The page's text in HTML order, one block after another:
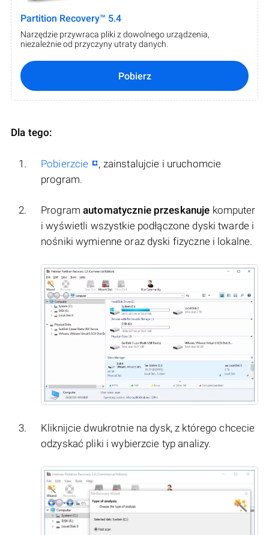
Partition Recovery™ 5.4
Narzędzie przywraca pliki z dowolnego urządzenia,
niezależnie od przyczyny utraty danych.
Pobierz
Dla tego:
Pobierzcie
, zainstalujcie i uruchomcie
program.
Programautomatycznie przeskanuje komputer
i wyświetli wszystkie podłączone dyski twarde i
nośniki wymienne oraz dyski fizyczne i lokalne.
Kliknijcie dwukrotnie na dysk, z którego chcecie
odzyskać pliki i wybierzcie typ analizy.